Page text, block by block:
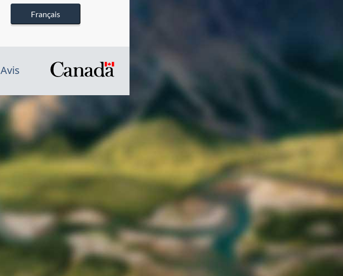
Français
Avis
/
gouvernement
du